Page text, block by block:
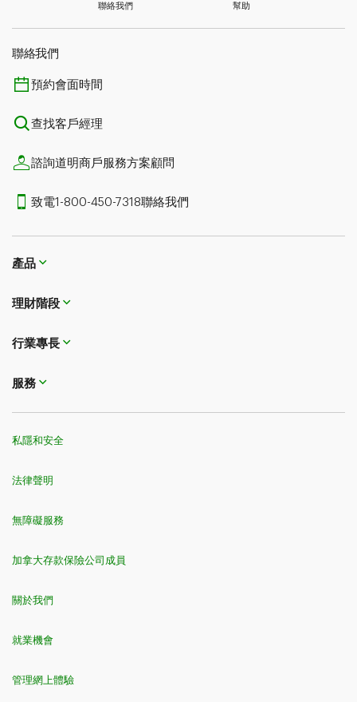
聯絡我們 幫助
聯絡我們
預約會面時間
查找客戶經理
諮詢道明商戶服務方案顧問
致電1-800-450-7318聯絡我們
產品
理財階段
行業專長
服務
私隱和安全
法律聲明
無障礙服務
加拿大存款保險公司成員
關於我們
就業機會
管理網上體驗